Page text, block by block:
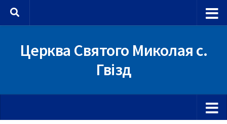
Skip to content
Церква Святого Миколая с.
Гвізд